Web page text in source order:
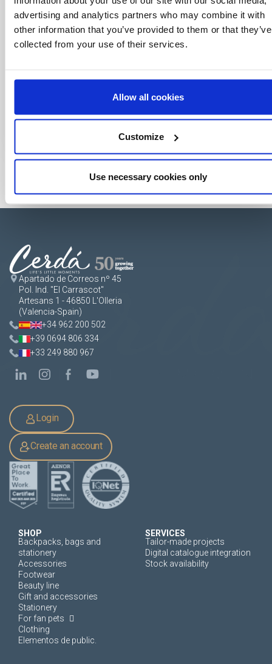
advertising and analytics partners who may combine it with
other information that you’ve provided to them or that they’ve
collected from your use of their services.
Allow all cookies
Customize
Use necessary cookies only
Apartado de Correos nº 45
Pol. Ind. "El Carrascot"
Artesans 1 - 46850 L'Olleria
(Valencia-Spain)
+34 962 200 502
+39 0694 806 334
+33 249 880 967
Login
Create an account
SHOP
Backpacks, bags and
stationery
Accessories
Footwear
Beauty line
Gift and accessories
Stationery
For fan pets
Clothing
Elementos de public.
SERVICES
Tailor-made projects
Digital catalogue integration
Stock availability